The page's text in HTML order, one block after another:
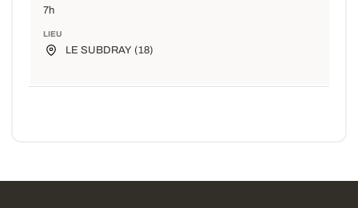
7h
LIEU
LE SUBDRAY (18)